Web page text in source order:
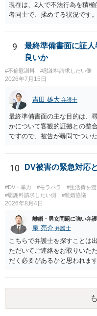
現在は、2人で不法行為を積
者同士で、揉めてる状況です
というだけですから。
9
最終準備書面に証
良いか
#不倫慰謝料 #慰謝料請求したい側
2026年7月15日
吉田 雄大 弁護士
最終準備書面の主な目的は、
かについて客観的証拠との整
ですので、被告が尋問でつい
事実でないとの指摘をするこ
準備書面で的確な指摘ができ
が、和解のときに裁判所から
えるかどうかは、裁判官の個
せん。
10 DV被害の緊急対応
#DV・暴力 #モラハラ #生活費を
#慰謝料請求したい側
#離婚協議
2026年8月4日
離婚・男女問題に強い弁
泉 亮介 弁護士
こちらで弁護士を探すことは
ただいてご連絡をお取りいた
だく必要があるかと思われます